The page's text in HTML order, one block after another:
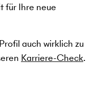
für Ihre neue
auch wirklich zu
Karriere-Check.